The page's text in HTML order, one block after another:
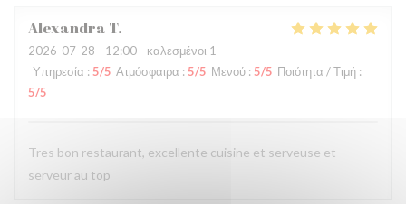
Alexandra T
2026-07-28 - 12:00 - καλεσμένοι 1
Υπηρεσία : 5/5 Ατμόσφαιρα : 5/5 Μενού : 5/5 Ποιότητα / Τιμή :
5/5
Tres bon restaurant, excellente cuisine et serveuse et
serveur au top